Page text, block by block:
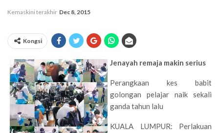
Kemaskini terakhir Dec 8, 2015
Kongsi
Jenayah remaja makin serius
Perangkaan kes babit
golongan pelajar naik sekali
ganda tahun lalu
KUALA LUMPUR: Perlakuan